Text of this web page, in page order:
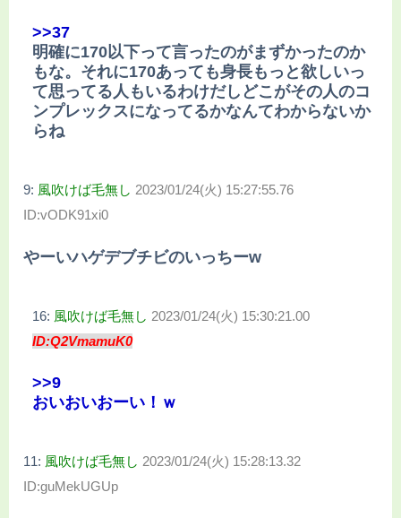
>>37
明確に170以下って言ったのがまずかったのか
もな。それに170あっても身長もっと欲しいっ
て思ってる人もいるわけだしどこがその人のコ
ンプレックスになってるかなんてわからないか
らね
9: 風吹けば毛無し 2023/01/24(火) 15:27:55.76
ID:vODK91xi0
やーいハゲデブチビのいっちーw
16: 風吹けば毛無し 2023/01/24(火) 15:30:21.00
ID:Q2VmamuK0
>>9
おいおいおーい！ｗ
11: 風吹けば毛無し 2023/01/24(火) 15:28:13.32
ID:guMekUGUp